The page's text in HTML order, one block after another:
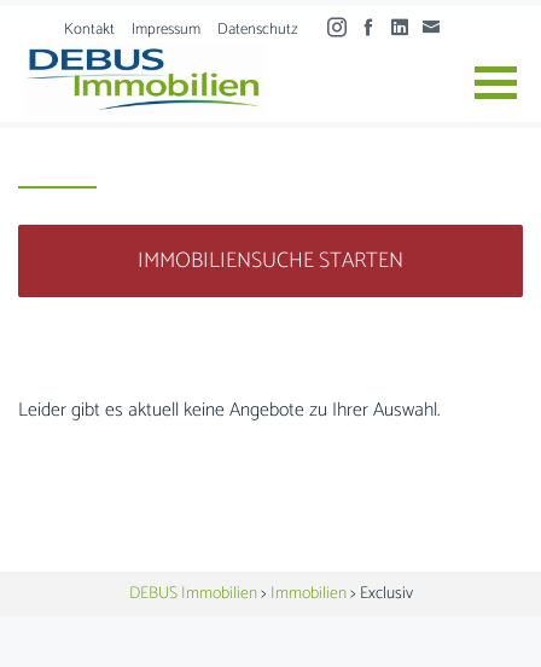
Skip to content
Kontakt Impressum Datenschutz
IMMOBILIENSUCHE STARTEN
Leider gibt es aktuell keine Angebote zu Ihrer Auswahl.
DEBUS Immobilien> Immobilien> Exclusiv